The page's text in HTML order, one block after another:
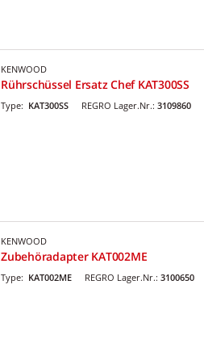
KENWOOD
Rührschüssel Ersatz Chef KAT300SS
REGRO Lager.Nr.: 3109860
Type: KAT300SS
KENWOOD
Zubehöradapter KAT002ME
REGRO Lager.Nr.: 3100650
Type: KAT002ME